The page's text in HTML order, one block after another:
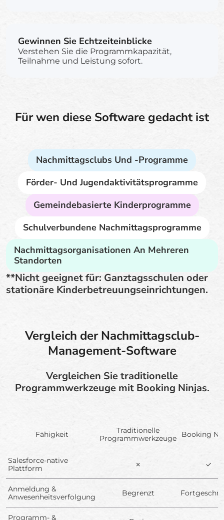
Gewinnen Sie Echtzeiteinblicke
Verstehen Sie die Programmkapazität,
Teilnahme und Leistung sofort.
Für wen diese Software gedacht ist
Nachmittagsclubs Und -programme
Förder- Und Jugendaktivitätsprogramme
Gemeindebasierte Kinderprogramme
Schulverbundene Nachmittagsprogramme
Nachmittagsorganisationen An Mehreren
Standorten
**Nicht geeignet für: Ganztagsschulen oder
stationäre Kinderbetreuungseinrichtungen.
Vergleich der Nachmittagsclub-
Management-Software
Vergleichen Sie traditionelle
Programmwerkzeuge mit Booking Ninjas.
Fähigkeit
Traditionelle
Programmwerkzeuge
Booking
Salesforce-native
Plattform
✗ ✓
Anmeldung &
Anwesenheitsverfolgung
Begrenzt
Programm- &